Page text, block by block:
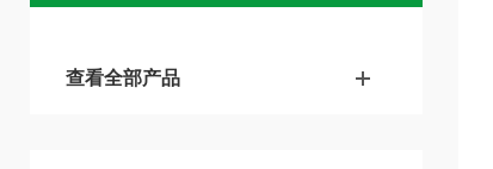
查看全部产品